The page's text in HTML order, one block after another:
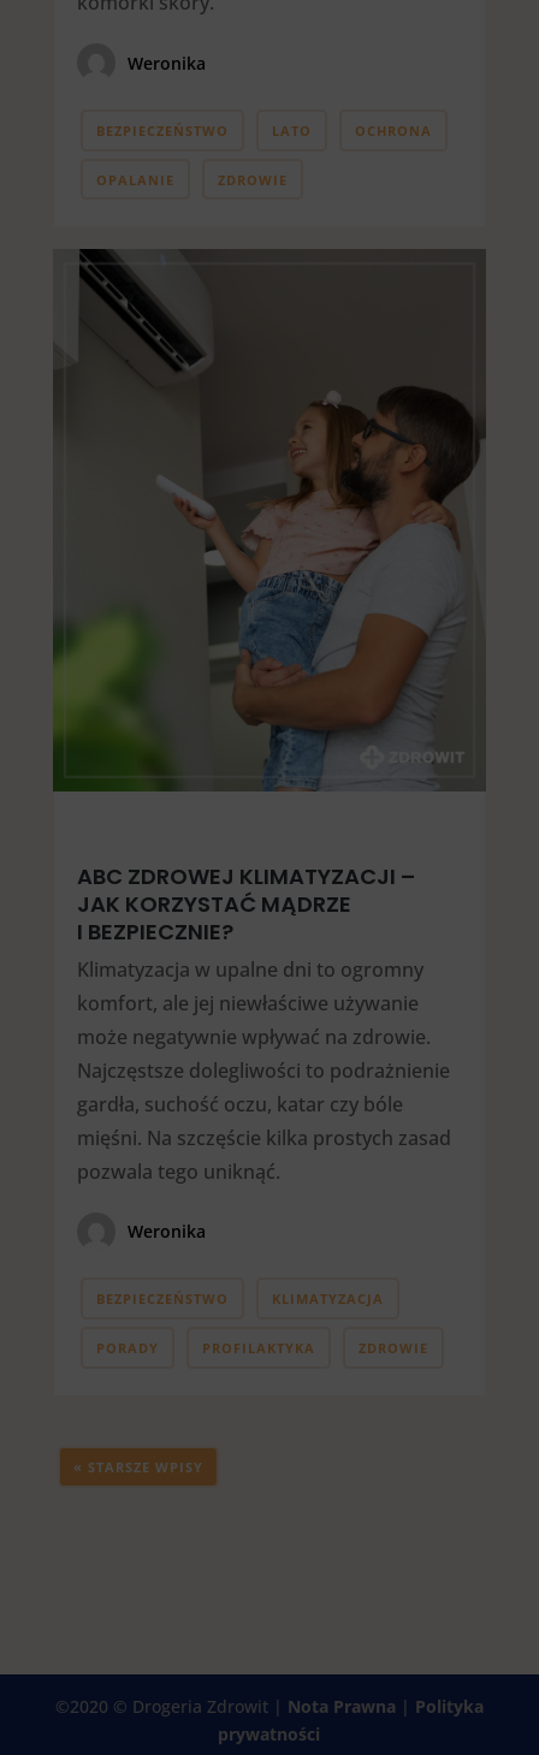
Weronika
BEZPIECZEŃSTWO LATO OCHRONA
OPALANIE ZDROWIE
ABC ZDROWEJ KLIMATYZACJI –
JAK KORZYSTAĆ MĄDRZE
I BEZPIECZNIE?
Klimatyzacja w upalne dni to ogromny
komfort, ale jej niewłaściwe używanie
może negatywnie wpływać na zdrowie.
Najczęstsze dolegliwości to podrażnienie
gardła, suchość oczu, katar czy bóle
mięśni. Na szczęście kilka prostych zasad
pozwala tego uniknąć.
Weronika
BEZPIECZEŃSTWO KLIMATYZACJA
PORADY PROFILAKTYKA ZDROWIE
« STARSZE WPISY
©2020 © Drogeria Zdrowit | Nota Prawna | Polityka
prywatności